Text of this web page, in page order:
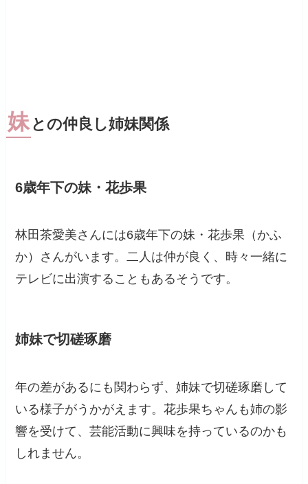
妹 との仲良し姉妹関係
6歳年下の妹・花歩果
林田茶愛美さんには6歳年下の妹・花歩果（かふ
か）さんがいます。二人は仲が良く、時々一緒に
テレビに出演することもあるそうです。
姉妹で切磋琢磨
年の差があるにも関わらず、姉妹で切磋琢磨して
いる様子がうかがえます。花歩果ちゃんも姉の影
響を受けて、芸能活動に興味を持っているのかも
しれません。